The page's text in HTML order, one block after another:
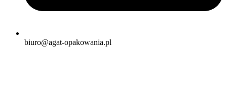
biuro@agat-opakowania.pl